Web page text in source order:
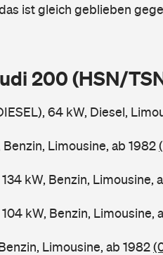
ist gleich geblieben
200 (HSN/
64 kW, Diesel,
Limousine, ab 1982
kW, Benzin, Limousine,
kW, Benzin, Limousine,
Limousine, ab 1982